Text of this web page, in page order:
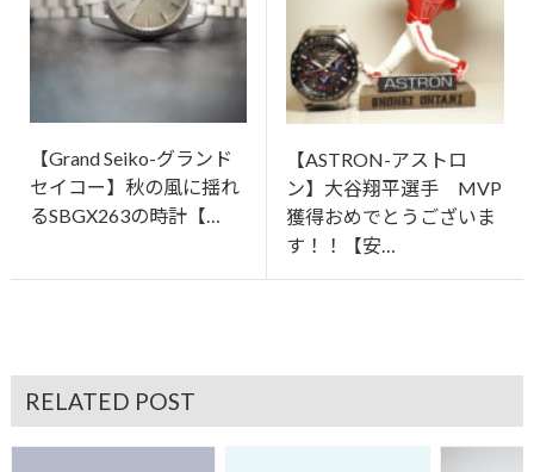
【Grand Seiko-グランド
セイコー】秋の風に揺れ
るSBGX263の時計【…
【ASTRON-アストロ
ン】大谷翔平選手 MVP
獲得おめでとうございま
す！！【安…
RELATED POST